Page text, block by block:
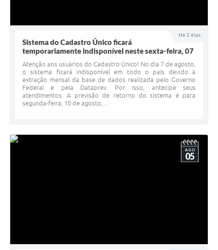
Há 2 dias
Sistema do Cadastro Único ficará
temporariamente indisponível neste sexta-feira, 07
Atenção aos usuários do Cadastro Único! No dia 7 de agosto,
o sistema ficará indisponível em todo o país devido à
extração mensal da base de dados realizada pelo Governo
Federal e pela Dataprev. Por isso, antecipe seus
atendimentos. A previsão de retorno do sistema é para
segunda-feira, 10 de agosto,...
AGO
05